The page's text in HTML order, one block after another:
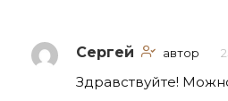
Сергей автор
Здравствуйте!